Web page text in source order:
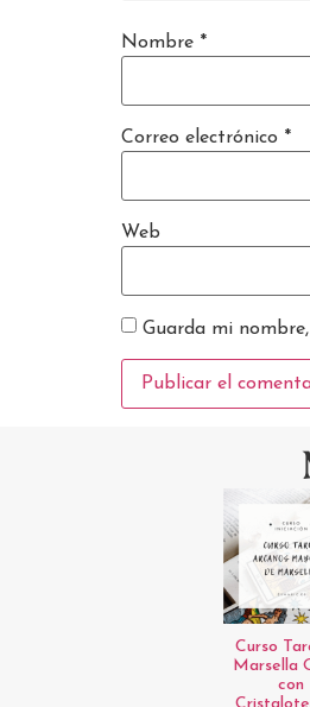
Nombre *
Correo electrónico *
Web
Guarda mi
Curso
Marsella
con